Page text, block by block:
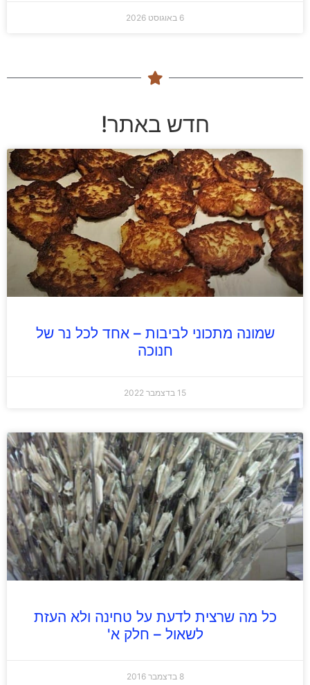
6 באוגוסט 2026
חדש באתר!
שמונה מתכוני לביבות – אחד לכל נר של
חנוכה
15 בדצמבר 2022
כל מה שרצית לדעת על טחינה ולא העזת
לשאול – חלק א'
8 בדצמבר 2016